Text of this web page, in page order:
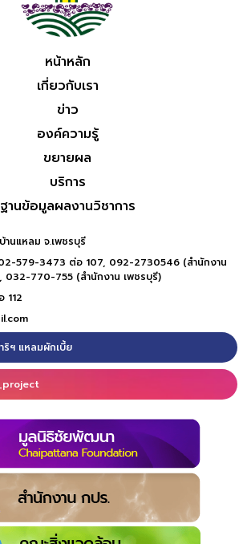
หน้าหลัก
เกี่ยวกับเรา
ข่าว
องค์ความรู้
ขยายผล
บริการ
ฐานข้อมูลผลงานวิชาการ
านแหลม จ.เพชรบุรี
579-3473 ต่อ 107, 092-2730546 (สำนักงาน
032-770-755 (สำนักงาน เพชรบุรี)
112
ริฯ แหลมผักเบี้ย